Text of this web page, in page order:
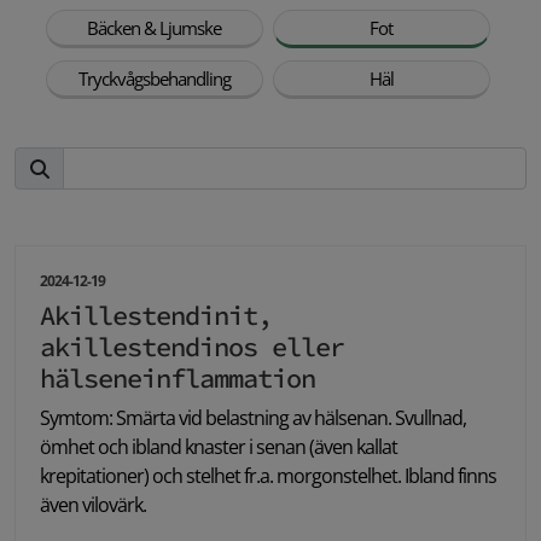
Bäcken & Ljumske Fot
Tryckvågsbehandling Häl
2024-12-19
Akillestendinit,
akillestendinos eller
hälseneinflammation
Symtom: Smärta vid belastning av hälsenan. Svullnad,
ömhet och ibland knaster i senan (även kallat
krepitationer) och stelhet fr.a. morgonstelhet. Ibland finns
även vilovärk.